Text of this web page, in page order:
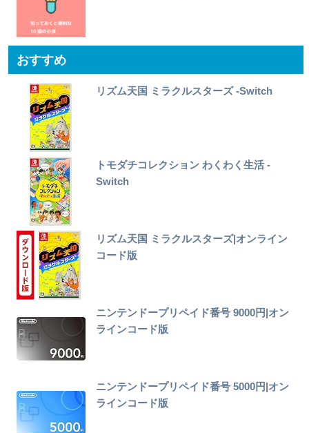
おすすめ
リズム天国 ミラクルスターズ -Switch
トモダチコレクション わくわく生活 -
Switch
リズム天国 ミラクルスターズ|オンライン
コード版
ニンテンドープリペイド番号 9000円|オン
ラインコード版
ニンテンドープリペイド番号 5000円|オン
ラインコード版